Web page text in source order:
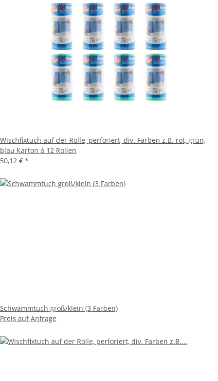
Wischfixtuch auf der Rolle, perforiert, div. Farben z.B. rot, grün,
blau Karton á 12 Rollen
50,12 € *
Schwammtuch groß/klein (3 Farben)
Preis auf Anfrage